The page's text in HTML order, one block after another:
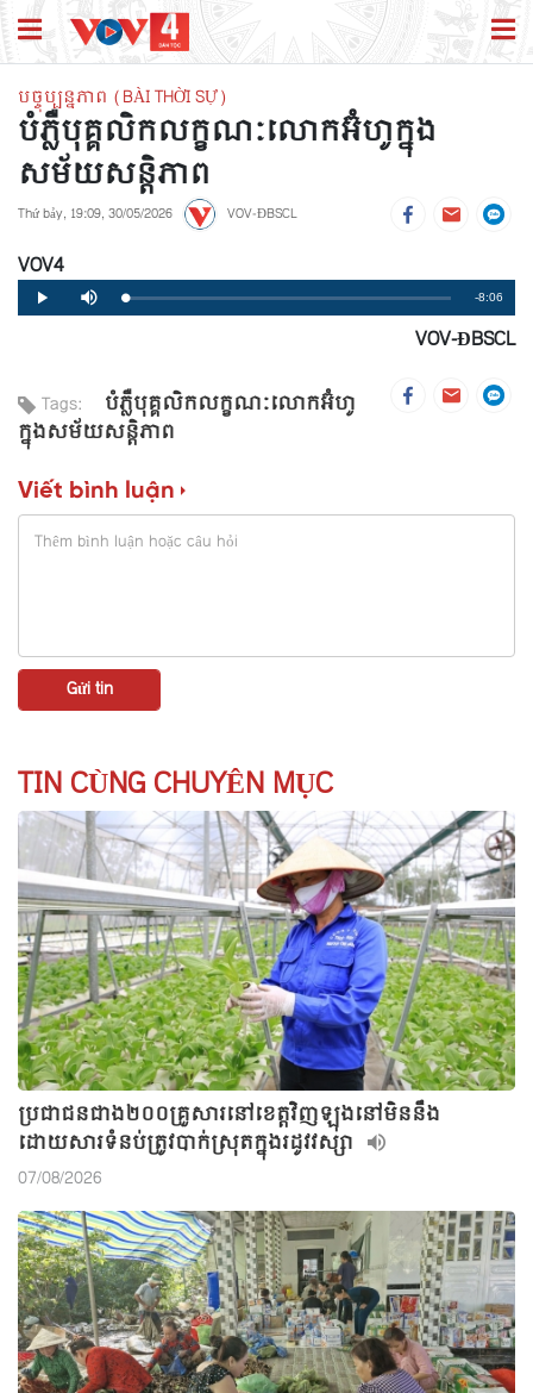
បច្ចុប្បន្នភាព (BÀI THỜI SỰ)
បំភ្លឺបុគ្គលិកលក្ខណៈលោកអ៊ំហូក្នុង
សម័យសន្តិភាព
Thứ bảy, 19:09, 30/05/2026 VOV-ĐBSCL
VOV4
Play Mute Loaded:
0%
Progress:
0%
Remaining
Time
-8:06
VOV-ĐBSCL
Tags:
បំភ្លឺបុគ្គលិកលក្ខណៈលោកអ៊ំហូ
ក្នុងសម័យសន្តិភាព
Viết bình luận
TIN CÙNG CHUYÊN MỤC
ប្រជាជនជាង២០០គ្រួសារនៅខេត្តវិញឡុងនៅមិននឹង
ដោយសារទំនប់ត្រូវបាក់ស្រុតក្នុងរដូវវស្សា
07/08/2026